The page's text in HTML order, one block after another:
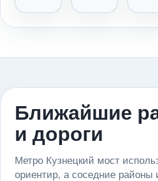
Ближайшие
и дороги
Метро Кузнецкий мост
ориентир, а соседние районы